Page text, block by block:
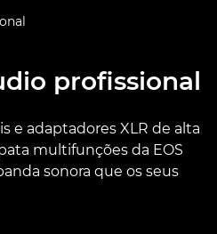
profissional
e adaptadores XLR de alta
multifunções da EOS
sonora que os seus